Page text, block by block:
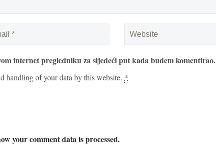
internet pregledniku za sljedeći put kada budem komentirao.
handling of your data by this website. *
your comment data is processed.